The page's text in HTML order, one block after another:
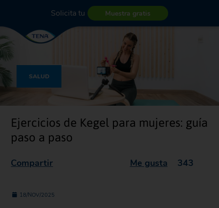
Solicita tu Muestra gratis
SALUD
Ejercicios de Kegel para mujeres: guía
paso a paso
Compartir Me gusta 343
18/NOV/2025